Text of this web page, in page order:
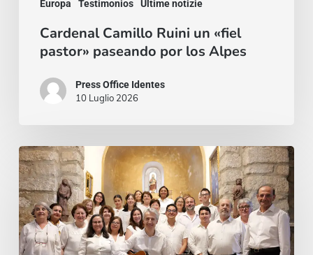
Europa Testimonios Ultime notizie
Cardenal Camillo Ruini un «fiel
pastor» paseando por los Alpes
Press Office Identes
10 Luglio 2026
La
voz
que
une:
nace